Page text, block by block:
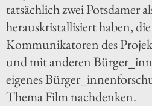
tatsächlich zwei Potsdamer
herauskristallisiert haben,
Kommunikatoren des
und mit anderen
eigenes
Thema Film nachdenken.